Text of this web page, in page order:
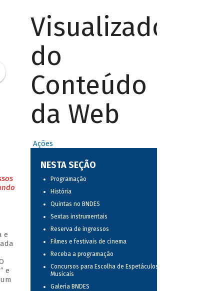
e
e
Visualizador
do
Conteúdo
da Web
Ações
NESTA SEÇÃO
Programação
História
Quintas no BNDES
Sextas instrumentais
Reserva de ingressos
Filmes e festivais de cinema
Receba a programação
Concursos para Escolha de Espetáculos
Musicais
Galeria BNDES